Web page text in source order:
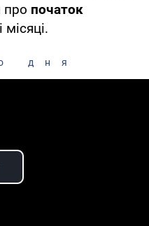
про початок
дня
Video